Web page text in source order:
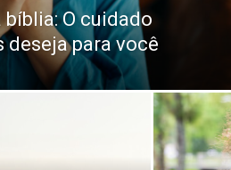
bíblia: O cuidado
deseja para você